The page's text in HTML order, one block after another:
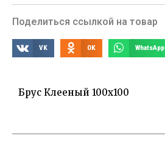
Поделиться ссылкой на товар
VK OK WhatsApp
Брус Клееный 100х100